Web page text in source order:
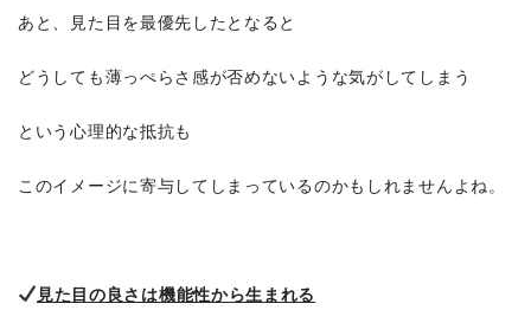
あと、見た目を最優先したとなると
どうしても薄っぺらさ感が否めないような気がしてしまう
という心理的な抵抗も
このイメージに寄与してしまっているのかもしれませんよね。
見た目の良さは機能性から生まれる